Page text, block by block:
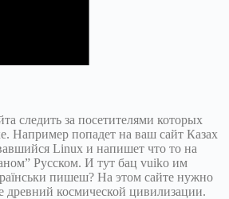
следить за посетителями которых
Например попадет на ваш сайт Казах
Linux и напишет что то на
Русском. И тут бац vuiko им
пишеш? На этом сайте нужно
древний космической цивилизации.